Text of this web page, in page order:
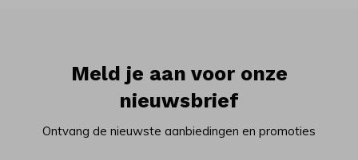
Meld je aan voor onze
nieuwsbrief
Ontvang de nieuwste aanbiedingen en promoties